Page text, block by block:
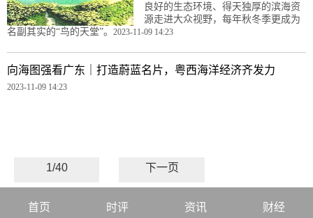
良好的生态环境、得天独厚的滨海资
源走进大众视野，每年秋冬季更成为
名副其实的“鸟的天堂”。 2023-11-09 14:23
向海图强看广东｜打造蔚蓝名片，粤西海洋经济齐发力
2023-11-09 14:23
1/40 下一页
首页 时评 资讯 财经